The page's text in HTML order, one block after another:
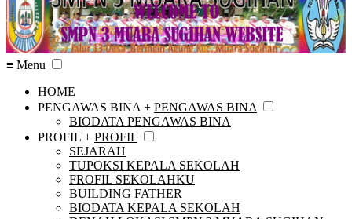
≡ Menu
HOME
PENGAWAS BINA + PENGAWAS BINA
BIODATA PENGAWAS BINA
PROFIL + PROFIL
SEJARAH
TUPOKSI KEPALA SEKOLAH
FROFIL SEKOLAHKU
BUILDING FATHER
BIODATA KEPALA SEKOLAH